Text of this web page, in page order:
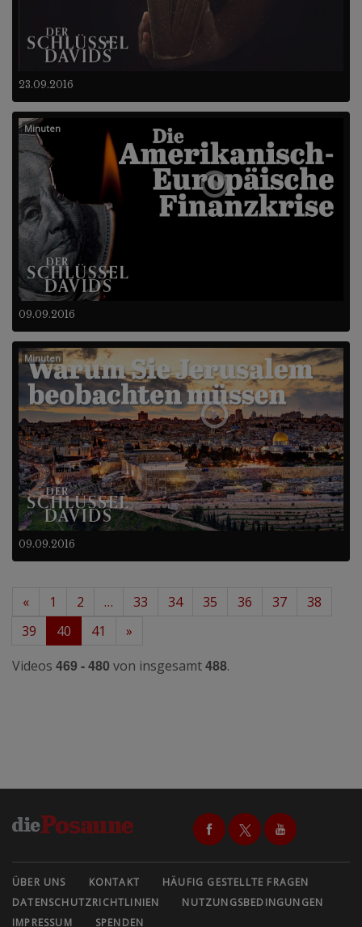
23.09.2016
09.09.2016
Minuten
09.09.2016
Minuten
« 1 2 … 33 34 35 36 37
38
39
40 41
»
Videos 469 - 480 von insgesamt488.
ÜBER UNS KONTAKT
HÄUFIG GESTELLTE FRAGEN
DATENSCHUTZRICHTLINIEN
NUTZUNGSBEDINGUNGEN
IMPRESSUM
SPENDEN